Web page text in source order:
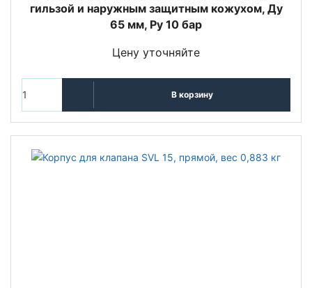
гильзой и наружным защитным кожухом, Ду
65 мм, Ру 10 бар
Цену уточняйте
В корзину